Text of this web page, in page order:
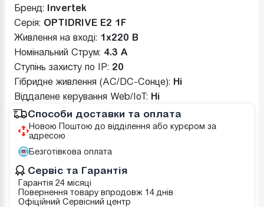
Бренд: Invertek
Серія: OPTIDRIVE E2 1F
Живлення на вході: 1x220 В
Номінальний Струм: 4.3 A
Ступінь захисту по IP: 20
Гібридне живлення (AC/DC-Сонце): Ні
Віддалене керування Web/IoT: Ні
Способи доставки та оплата
Новою Поштою до відділення або курєром за
адресою
Безготівкова оплата
Сервіс та Гарантія
Гарантія 24 місяці
Повернення товару впродовж 14 днів
Офіційний Сервісний центр